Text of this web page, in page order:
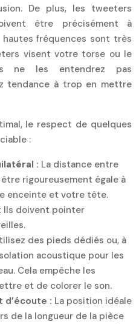
De plus, les tweeters
être précisément à
fréquences sont très
visent votre torse ou le
ne les entendrez pas
tendance à trop en mettre
le respect de quelques
:
: La distance entre
rigoureusement égale à
enceinte et votre tête.
Ils doivent pointer
des pieds dédiés ou, à
acoustique pour les
Cela empêche les
et de colorer le son.
d’écoute : La position idéale
de la longueur de la pièce